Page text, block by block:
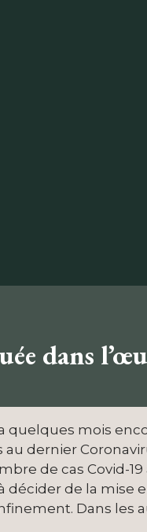
dans
quelques mois
au dernier
de cas Covid-
décider de la mise
Dans les